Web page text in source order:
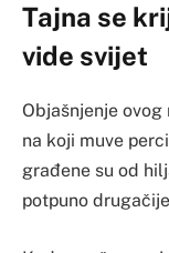
Tajna se
vide svijet
Objašnjenje
na koji muve
građene su od
potpuno